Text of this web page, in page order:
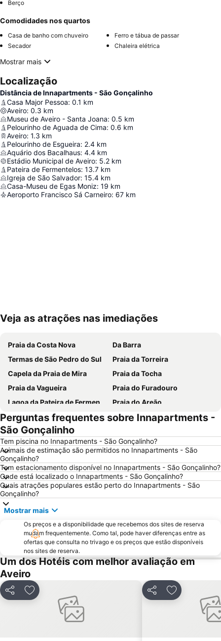
Berço
Comodidades nos quartos
Casa de banho com chuveiro
Ferro e tábua de passar
Secador
Chaleira elétrica
Mostrar mais
Localização
Distância de Innapartments - São Gonçalinho
Casa Major Pessoa: 0.1 km
Aveiro: 0.3 km
Museu de Aveiro - Santa Joana: 0.5 km
Pelourinho de Aguada de Cima: 0.6 km
Aveiro: 1.3 km
Pelourinho de Esgueira: 2.4 km
Aquário dos Bacalhaus: 4.4 km
Estádio Municipal de Aveiro: 5.2 km
Pateira de Fermentelos: 13.7 km
Igreja de São Salvador: 15.4 km
Casa-Museu de Egas Moniz: 19 km
Aeroporto Francisco Sá Carneiro: 67 km
Ampliar mapa
Veja as atrações nas imediações
Praia da Costa Nova
Da Barra
Termas de São Pedro do Sul
Praia da Torreira
Capela da Praia de Mira
Praia da Tocha
Praia da Vagueira
Praia do Furadouro
Lagoa da Pateira de Fermentelos
Praia do Areão
Europarque
Praia da Aguda
Hotel Solverde Beach
Paróquia Sagrada Família da Praia da Barra
Mata do Buçaco
Praia Fluvial dos Olhos da Fervença
Casino de Espinho
Museu Militar do Buçaco
Universidade de Aveiro
Praia da Baía
Costa Nova Beach
Valadares Beach
Praia de Paramos
Farol da Barra
Castelo de Santa Maria da Feira
Praia da Barrinha
Parque Aquático Vaga Splash
Cascata da Cabreia
Praia da Granja
São Jacinto Beach
Lagoa da Barrinha de Mira
Convento Santa Cruz do Buçaco
Zoo de Lourosa - Parque Ornitológico
Perguntas frequentes sobre Innapartments -
São Gonçalinho
Tem piscina no Innapartments - São Gonçalinho?
Animais de estimação são permitidos no Innapartments - São
Gonçalinho?
Tem estacionamento disponível no Innapartments - São Gonçalinho?
Onde está localizado o Innapartments - São Gonçalinho?
Quais atrações populares estão perto do Innapartments - São
Gonçalinho?
Mostrar mais
Os preços e a disponibilidade que recebemos dos sites de reserva
mudam frequentemente. Como tal, pode haver diferenças entre as
ofertas que consulta no trivago e os preços que estão disponíveis
nos sites de reserva.
Um dos Hotéis com melhor avaliação em
Aveiro
PartilharAdicionar aos favoritos PartilharAdicionar